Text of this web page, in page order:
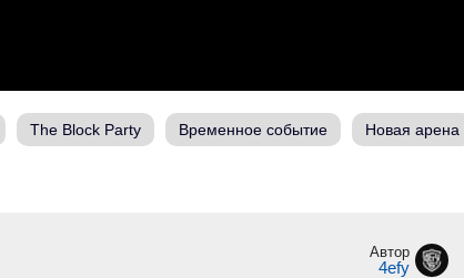
The Block Party Временное событие Новая арена
Автор
4efy